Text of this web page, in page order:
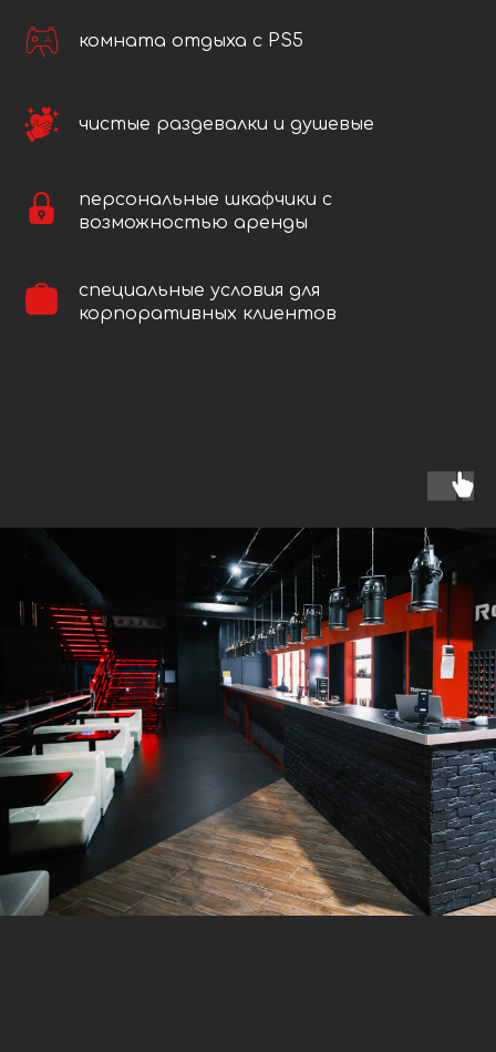
комната отдыха с PS5
чистые раздевалки и душевые
персональные шкафчики с
возможностью аренды
специальные условия для
корпоративных клиентов